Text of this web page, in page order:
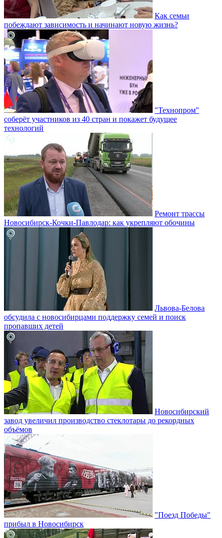
Как семьи
побеждают зависимость и начинают новую жизнь?
"Технопром"
соберёт участников из 40 стран и покажет будущее
технологий
Ремонт трассы
Новосибирск-Кочки-Павлодар: как укрепляют обочины
Львова-Белова
обсудила с новосибирцами поддержку семей и поиск
пропавших детей
Новосибирский
завод увеличил производство стеклотары до рекордных
объёмов
"Поезд Победы"
прибыл в Новосибирск